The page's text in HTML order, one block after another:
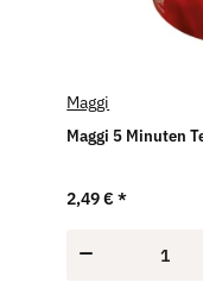
Maggi
Maggi 5 Minuten
2,49 €*